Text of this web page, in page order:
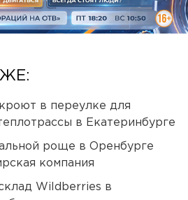
в переулке для
в Екатеринбурге
роще в Оренбурге
компания
Wildberries в